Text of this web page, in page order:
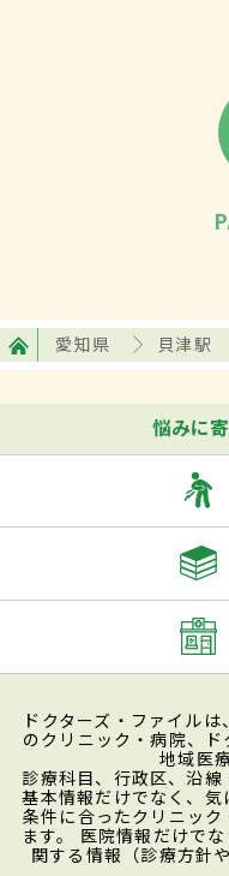
愛知県 貝津駅
悩みに
ドクターズ・ファイル
のクリニック・病院、
地域医
診療科目、行政区、沿
基本情報だけでなく、
条件に合ったクリニッ
ます。 医院情報だけで
関する情報（診療方針